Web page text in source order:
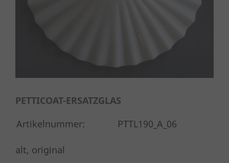
PETTICOAT-ERSATZGLAS
Artikelnummer:
PTTL190_A_06
alt, original